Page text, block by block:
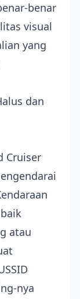
benar
visual
yang
dan
Cruiser
atau
nya